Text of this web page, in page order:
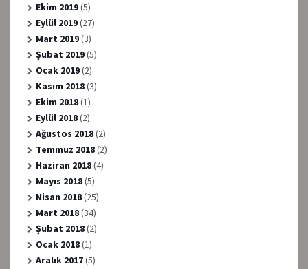
Ekim 2019(5)
Eylül 2019(27)
Mart 2019(3)
Şubat 2019(5)
Ocak 2019(2)
Kasım 2018(3)
Ekim 2018(1)
Eylül 2018(2)
Ağustos 2018(2)
Temmuz 2018(2)
Haziran 2018(4)
Mayıs 2018(5)
Nisan 2018(25)
Mart 2018(34)
Şubat 2018(2)
Ocak 2018(1)
Aralık 2017(5)